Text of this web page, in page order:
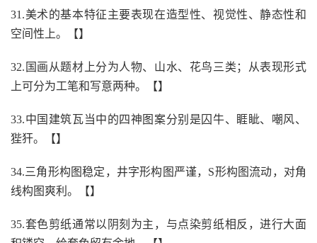
31.美术的基本特征主要表现在造型性、视觉性、静态性和
空间性上。【】
32.国画从题材上分为人物、山水、花鸟三类；从表现形式
上可分为工笔和写意两种。【】
33.中国建筑瓦当中的四神图案分别是囚牛、睚眦、嘲风、
狴犴。【】
34.三角形构图稳定，井字形构图严谨，S形构图流动，对角
线构图爽利。【】
35.套色剪纸通常以阴刻为主，与点染剪纸相反，进行大面